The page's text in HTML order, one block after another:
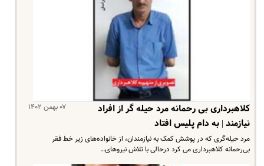
۰۷ بهمن ۱۴۰۲
کلاهبرداری بی رحمانه مرد حیله گر از افراد
نیازمند | به دام پلیس افتاد
مرد حیله‌گری که در پوشش کمک به نیازمندان، از خانواده‌های زیر خط فقر
بی‌رحمانه کلاهبرداری می کرد درحالی با تلاش نیروهای…